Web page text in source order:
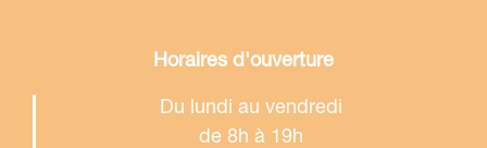
Horaires d'ouverture
Du lundi au vendredi
de 8h à 19h